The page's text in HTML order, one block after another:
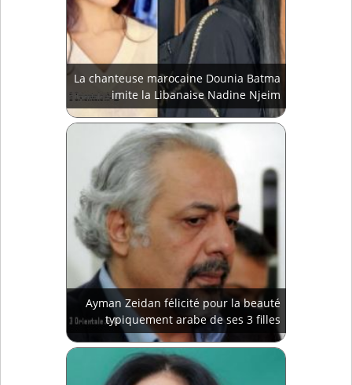
La chanteuse marocaine Dounia Batma
imite la Libanaise Nadine Njeim
Ayman Zeidan félicité pour la beauté
typiquement arabe de ses 3 filles